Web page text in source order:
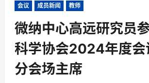
会议 成员新闻 教师
微纳中心高远研究员
科学协会2024年度会
分会场主席